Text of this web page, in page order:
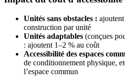
Unités sans obstacles :
construction par unité
Unités adaptables (conçues
: ajoutent 1–2 % au coût
Accessibilité des espaces
de conditionnement physique,
l’espace commun